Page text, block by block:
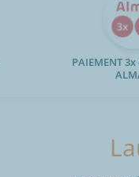
PAIEMENT 3x